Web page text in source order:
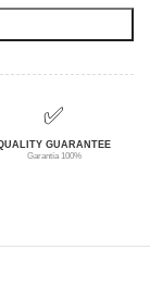
✅
GUARANTEE
Garantía 100%